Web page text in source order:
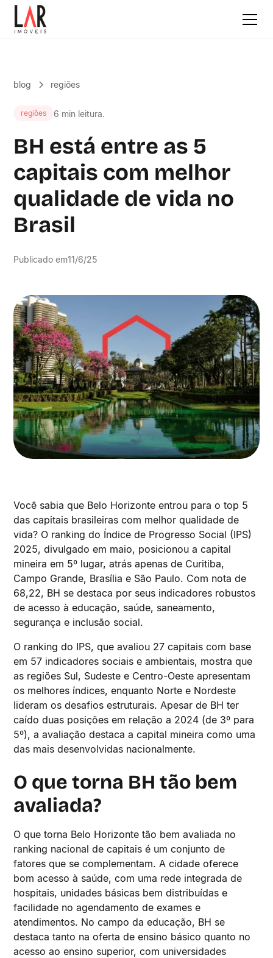
blog regiões
regiões 6 min leitura.
BH está entre as 5
capitais com melhor
qualidade de vida no
Brasil
Publicado em11/6/25
Você sabia que Belo Horizonte entrou para o top 5
das capitais brasileiras com melhor qualidade de
vida? O ranking do Índice de Progresso Social (IPS)
2025, divulgado em maio, posicionou a capital
mineira em 5º lugar, atrás apenas de Curitiba,
Campo Grande, Brasília e São Paulo. Com nota de
68,22, BH se destaca por seus indicadores robustos
de acesso à educação, saúde, saneamento,
segurança e inclusão social.
O ranking do IPS, que avaliou 27 capitais com base
em 57 indicadores sociais e ambientais, mostra que
as regiões Sul, Sudeste e Centro-Oeste apresentam
os melhores índices, enquanto Norte e Nordeste
lideram os desafios estruturais. Apesar de BH ter
caído duas posições em relação a 2024 (de 3º para
5º), a avaliação destaca a capital mineira como uma
das mais desenvolvidas nacionalmente.
O que torna BH tão bem
avaliada?
O que torna Belo Horizonte tão bem avaliada no
ranking nacional de capitais é um conjunto de
fatores que se complementam. A cidade oferece
bom acesso à saúde, com uma rede integrada de
hospitais, unidades básicas bem distribuídas e
facilidade no agendamento de exames e
atendimentos. No campo da educação, BH se
destaca tanto na oferta de ensino básico quanto no
acesso ao ensino superior, com universidades